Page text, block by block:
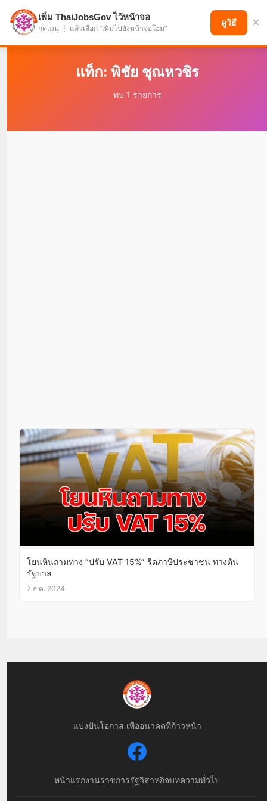
แบ่งปันโอกาส เพื่ออนาคตที่ก้าวหน้า
แท็ก: พิชัย ชุณหวชิร
พบ 1 รายการ
โยนหินถามทาง “ปรับ VAT 15%” รีดภาษีประชาชน ทางตัน
รัฐบาล
7 ธ.ค. 2024
แบ่งปันโอกาส เพื่ออนาคตที่ก้าวหน้า
หน้าแรกงานราชการรัฐวิสาหกิจบทความทั่วไป
เพิ่ม ThaiJobsGov ไว้หน้าจอ
กดเมนู ⋮ แล้วเลือก "เพิ่มไปยังหน้าจอโฮม"
ดูวิธี ×